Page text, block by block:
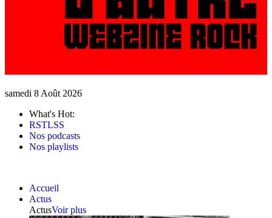
samedi 8 Août 2026
What's Hot:
RSTLSS
Nos podcasts
Nos playlists
Accueil
Actus
ActusVoir plus